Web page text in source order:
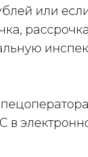
или
в